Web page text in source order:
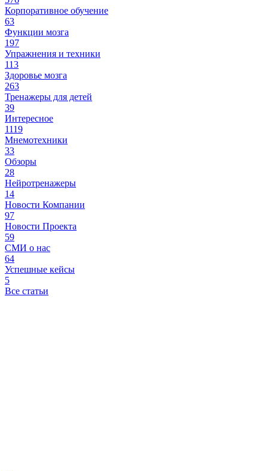
Корпоративное обучение
63
Функции мозга
197
Упражнения и техники
113
Здоровье мозга
263
Тренажеры для детей
39
Интересное
1119
Мнемотехники
33
Обзоры
28
Нейротренажеры
14
Новости Компании
97
Новости Проекта
59
СМИ о нас
64
Успешные кейсы
5
Все статьи